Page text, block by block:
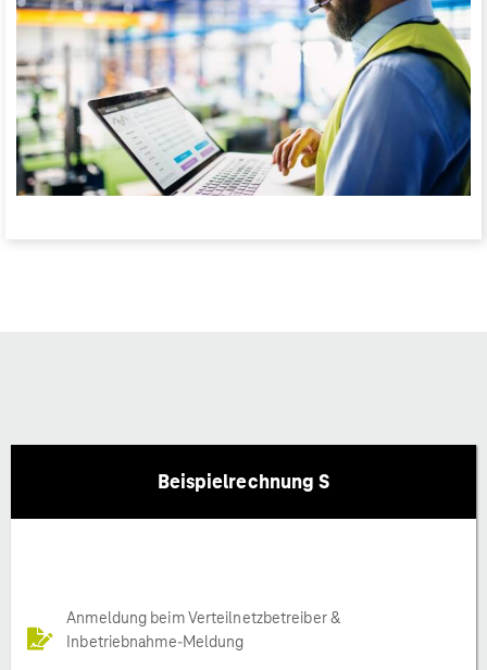
Beispielrechnung S
Anmeldung beim Verteilnetzbetreiber &
Inbetriebnahme-Meldung